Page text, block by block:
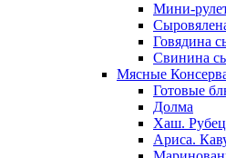
Мини-
Говядина
Свинина
Мясные
Готовые
Долма
Хаш. Рубец
Ариса.